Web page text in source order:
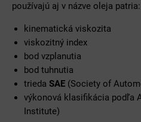
používajú aj v názve oleja patria:
kinematická viskozita
viskozitný index
bod vzplanutia
bod tuhnutia
trieda SAE (Society of
výkonová klasifikácia podľa
Institute)